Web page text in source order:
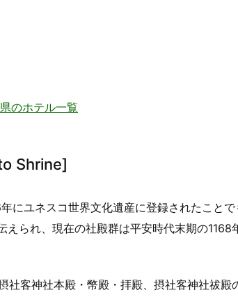
のホテル一覧
Shrine]
にユネスコ世界文化遺産に登録されたこと
られ、現在の社殿群は平安時代末期の1168
客神社本殿・幣殿・拝殿、摂社客神社祓殿